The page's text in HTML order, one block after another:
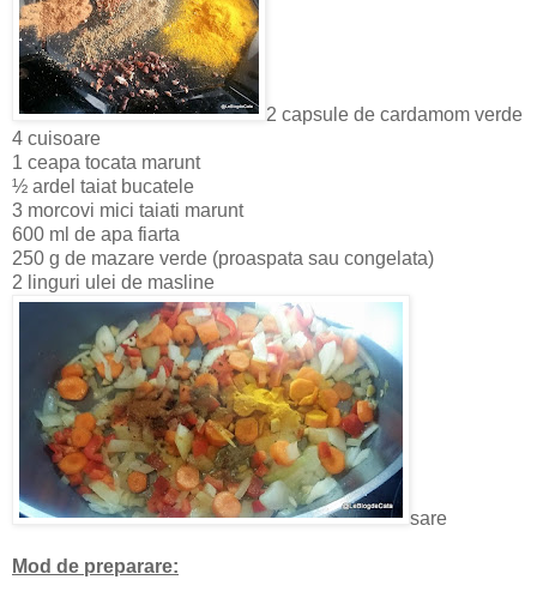
2 capsule de cardamom verde
4 cuisoare
1 ceapa tocata marunt
½ ardel taiat bucatele
3 morcovi mici taiati marunt
600 ml de apa fiarta
250 g de mazare verde (proaspata sau congelata)
2 linguri ulei de masline
sare
Mod de preparare: